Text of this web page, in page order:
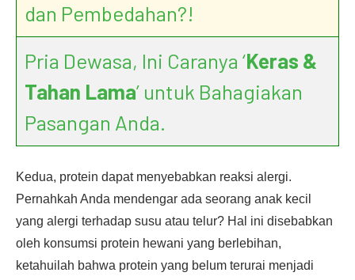
dan Pembedahan?!
Pria Dewasa, Ini Caranya ‘Keras &
Tahan Lama’ untuk Bahagiakan
Pasangan Anda.
Kedua, protein dapat menyebabkan reaksi alergi.
Pernahkah Anda mendengar ada seorang anak kecil
yang alergi terhadap susu atau telur? Hal ini disebabkan
oleh konsumsi protein hewani yang berlebihan,
ketahuilah bahwa protein yang belum terurai menjadi